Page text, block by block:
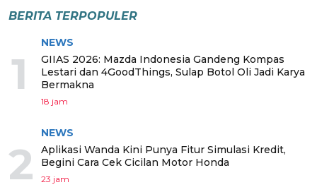
BERITA TERPOPULER
1
NEWS
GIIAS 2026: Mazda Indonesia Gandeng Kompas
Lestari dan 4GoodThings, Sulap Botol Oli Jadi Karya
Bermakna
18 jam
2
NEWS
Aplikasi Wanda Kini Punya Fitur Simulasi Kredit,
Begini Cara Cek Cicilan Motor Honda
23 jam